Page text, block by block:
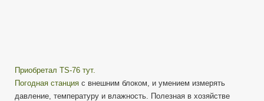
Приобретал TS-76 тут.
Погодная станция с внешним блоком, и умением измерять
давление, температуру и влажность. Полезная в хозяйстве